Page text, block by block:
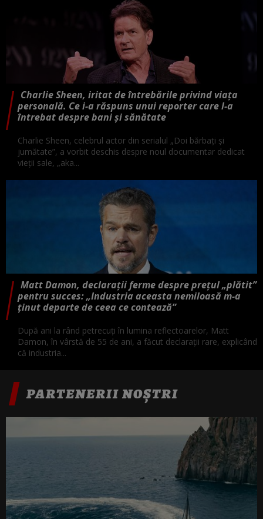
Charlie Sheen, iritat de întrebările privind viața
personală. Ce i-a răspuns unui reporter care l-a
întrebat despre bani și sănătate
Charlie Sheen, celebrul actor din serialul „Doi bărbați și
jumătate”, a vorbit deschis despre noul documentar dedicat
vieții sale, „aka...
Matt Damon, declarații ferme despre prețul „plătit”
pentru succes: „Industria aceasta nemiloasă m-a
ținut departe de ceea ce contează”
După ani la rând petrecuți în lumina reflectoarelor, Matt
Damon, în vârstă de 55 de ani, a făcut declarații rare, explicând
că industria...
PARTENERII NOȘTRI